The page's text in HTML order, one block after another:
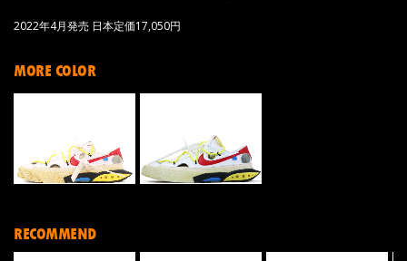
2022年4月発売 日本定価17,050円
MORE COLOR
RECOMMEND